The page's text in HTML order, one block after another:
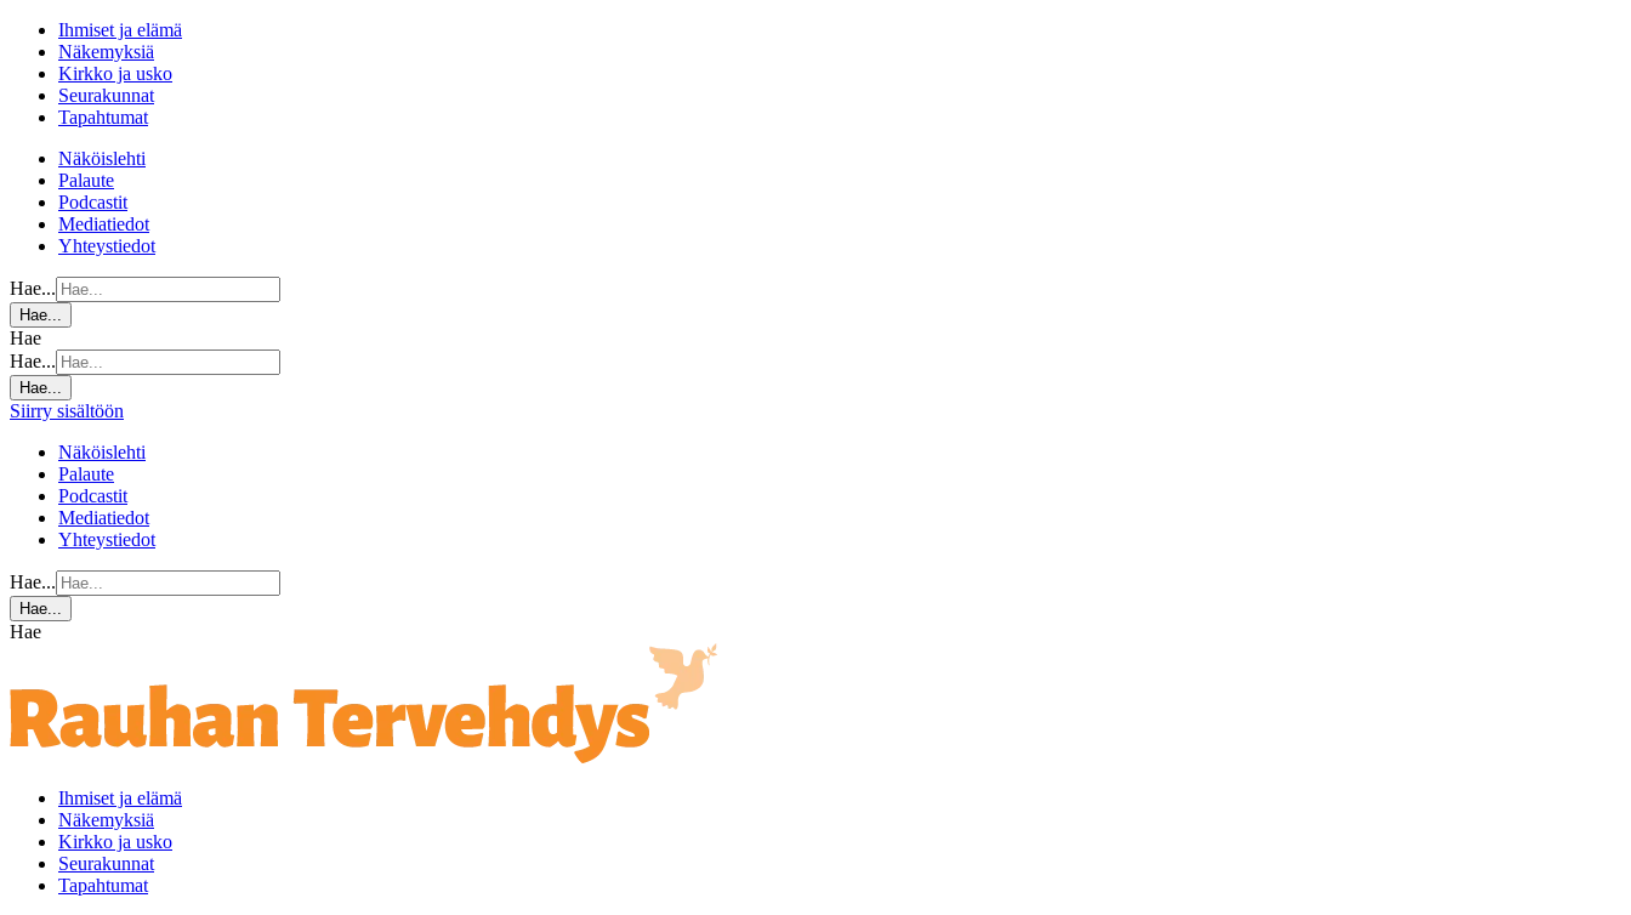
Ihmiset ja elämä
Näkemyksiä
Kirkko ja usko
Seurakunnat
Tapahtumat
Näköislehti
Palaute
Podcastit
Mediatiedot
Yhteystiedot
Hae...
Hae...
Hae
Hae...
Hae...
Siirry sisältöön
Näköislehti
Palaute
Podcastit
Mediatiedot
Yhteystiedot
Hae...
Hae...
Hae
Ihmiset ja elämä
Näkemyksiä
Kirkko ja usko
Seurakunnat
Tapahtumat